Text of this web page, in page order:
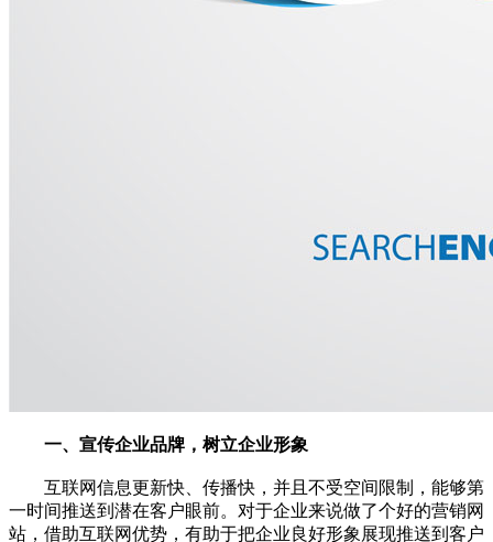
一、宣传企业品牌，树立企业形象
互联网信息更新快、传播快，并且不受空间限制，能够第
一时间推送到潜在客户眼前。对于企业来说做了个好的营销网
站，借助互联网优势，有助于把企业良好形象展现推送到客户